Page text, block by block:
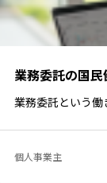
業務委託の国
業務委託という
個人事業主